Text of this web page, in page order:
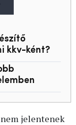
kkv-ként?
jelentenek